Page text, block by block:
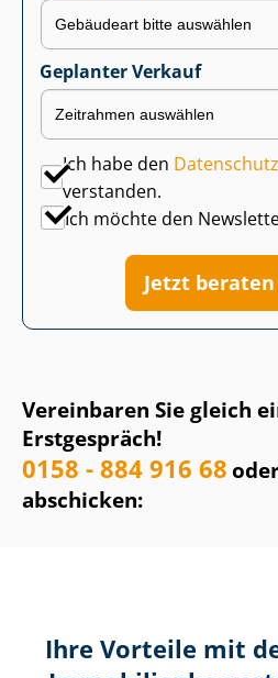
Vereinbaren Sie gleich
Erstgespräch!
0158 - 884 916 68
abschicken:
Geplanter Verkauf
Ich habe den Datenschutz
verstanden.
Ich möchte den
Jetzt
Ihre Vorteile mit